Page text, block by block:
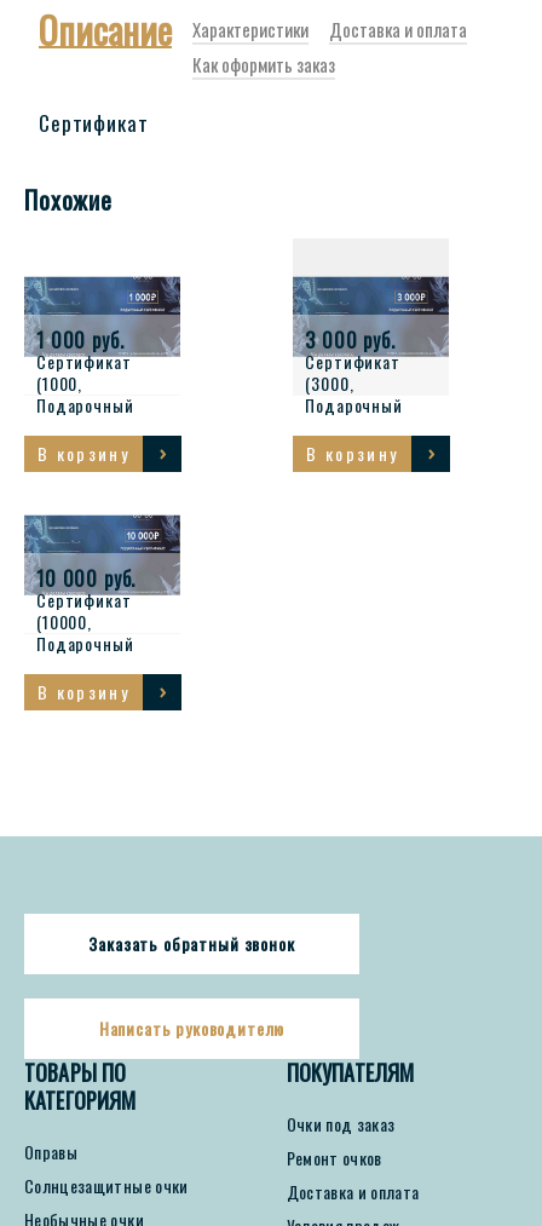
Описание Характеристики
Доставка и оплата
Как оформить заказ
Сертификат
Похожие
Сертификат
(1000,
Подарочный
1 000 руб.
В корзину
Сертификат
(3000,
Подарочный
3 000 руб.
В корзину
Сертификат
(10000,
Подарочный
10 000 руб.
В корзину
ТОВАРЫ ПО
КАТЕГОРИЯМ
Оправы
Солнцезащитные очки
Необычные очки
ПОКУПАТЕЛЯМ
Очки под заказ
Ремонт очков
Доставка и оплата
Заказать обратный звонок
Написать руководителю